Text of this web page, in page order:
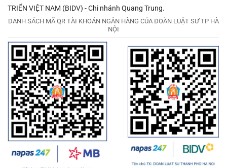
TRIỂN VIỆT NAM (BIDV) - Chi nhánh Quang Trung.
DANH SÁCH MÃ QR TÀI KHOẢN NGÂN HÀNG CỦA ĐOÀN LUẬT SƯ TP HÀ
NỘI